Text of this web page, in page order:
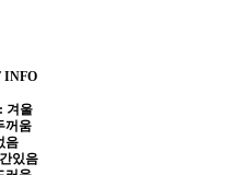
INFO
겨울
꺼움
음
있음